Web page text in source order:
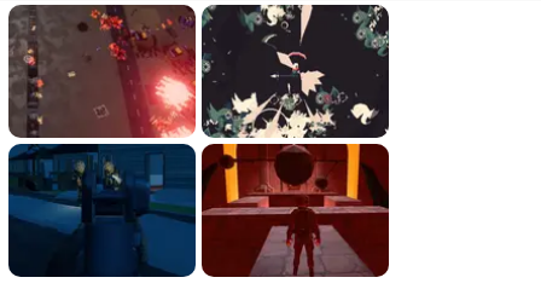
フォートナイト風の建...
フォートナイト風の建築バトルが楽しめる無料ブ
ラウザTPS。
ソロとチーム戦を様々...
お手軽に対戦バトルを楽しめるのが魅力のブラウ